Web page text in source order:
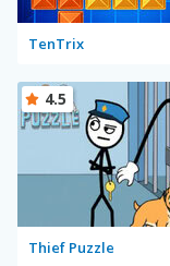
TenTrix
Thief Puzzle
4.5